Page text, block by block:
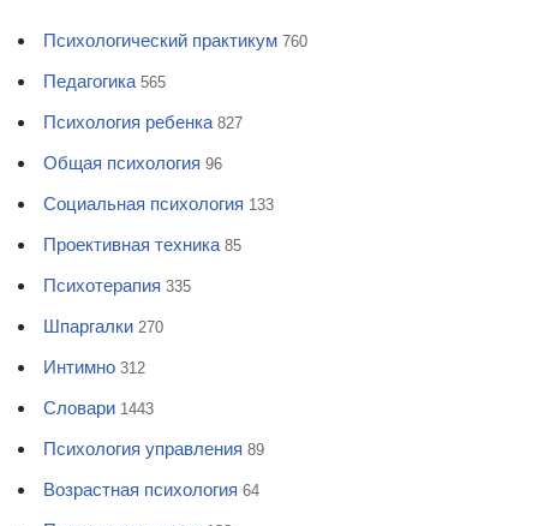
Психологический практикум 760
Педагогика 565
Психология ребенка 827
Общая психология 96
Социальная психология 133
Проективная техника 85
Психотерапия 335
Шпаргалки 270
Интимно 312
Словари 1443
Психология управления 89
Возрастная психология 64